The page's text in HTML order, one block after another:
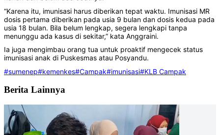
“Karena itu, imunisasi harus diberikan tepat waktu. Imunisasi MR
dosis pertama diberikan pada usia 9 bulan dan dosis kedua pada
usia 18 bulan. Bila belum lengkap, segera lengkapi tanpa
menunggu ada kasus di sekitar,” kata Anggraini.
Ia juga mengimbau orang tua untuk proaktif mengecek status
imunisasi anak di Puskesmas atau Posyandu.
#sumenep#kemenkes#Campak#imunisasi#KLB Campak
Berita Lainnya